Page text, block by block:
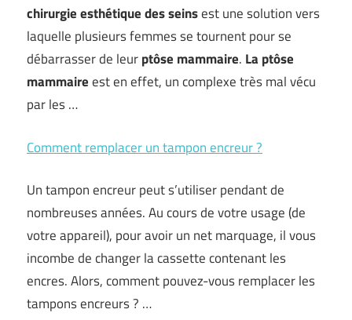
chirurgie esthétique des seinsest une solution vers
laquelle plusieurs femmes se tournent pour se
débarrasser de leurptôse mammaire. La ptôse
mammaireest en effet, un complexe très mal vécu
par les …
Comment remplacer un tampon encreur ?
Un tampon encreur peut s’utiliser pendant de
nombreuses années. Au cours de votre usage (de
votre appareil), pour avoir un net marquage, il vous
incombe de changer la cassette contenant les
encres. Alors, comment pouvez-vous remplacer les
tampons encreurs ? …